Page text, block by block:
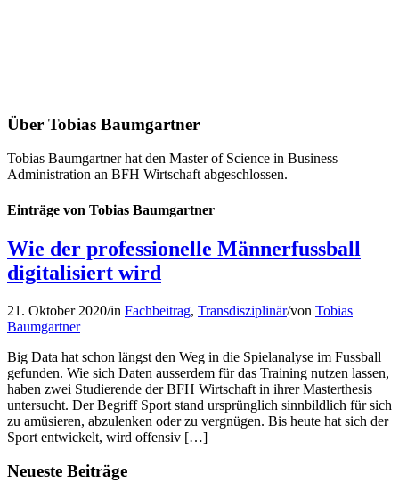
Über Tobias Baumgartner
Tobias Baumgartner hat den Master of Science in Business
Administration an BFH Wirtschaft abgeschlossen.
Einträge von Tobias Baumgartner
Wie der professionelle Männerfussball
digitalisiert wird
21. Oktober 2020/in Fachbeitrag, Transdisziplinär/von Tobias
Baumgartner
Big Data hat schon längst den Weg in die Spielanalyse im Fussball
gefunden. Wie sich Daten ausserdem für das Training nutzen lassen,
haben zwei Studierende der BFH Wirtschaft in ihrer Masterthesis
untersucht. Der Begriff Sport stand ursprünglich sinnbildlich für sich
zu amüsieren, abzulenken oder zu vergnügen. Bis heute hat sich der
Sport entwickelt, wird offensiv […]
Neueste Beiträge